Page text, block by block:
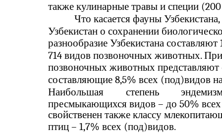
также кулинарные травы и специи
Что касается фауны
Узбекистан о сохранении
разнообразие Узбекистана
714 видов позвоночных животных.
позвоночных животных
составляющие 8,5% всех (под)видов
Наибольшая
степень
пресмыкающихся видов – до 50%
свойственен также классу
птиц – 1,7% всех (под)видов.